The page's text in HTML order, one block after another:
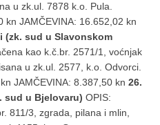
u zk.ul. 7878 k.o. Pula.
kn JAMČEVINA: 16.652,02 kn
(zk. sud u Slavonskom
kao k.č.br. 2571/1, voćnjak
u zk.ul. 2577, k.o. Odvorci.
JAMČEVINA: 8.387,50 kn26.
sud u Bjelovaru)OPIS:
811/3, zgrada, pilana i mlin,